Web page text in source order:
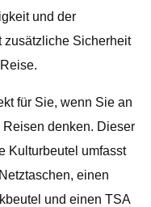
und der
Sicherheit
für Sie, wenn Sie an
denken. Dieser
Kulturbeutel umfasst
einen
und einen TSA